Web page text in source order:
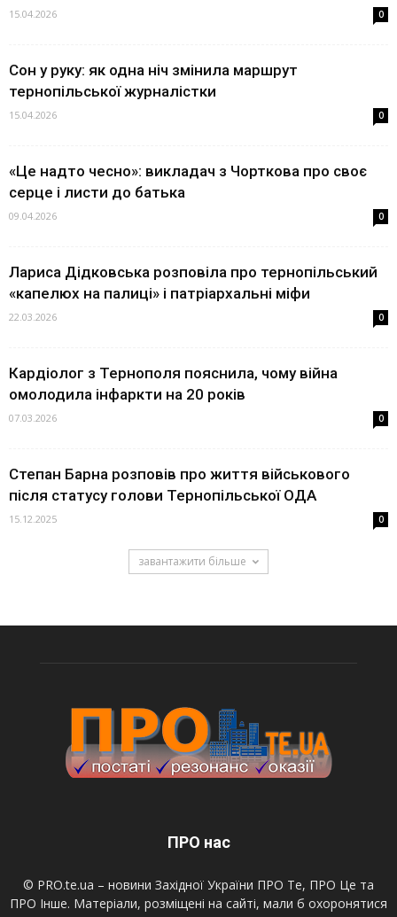
15.04.2026 0
Сон у руку: як одна ніч змінила маршрут
тернопільської журналістки
15.04.2026 0
«Це надто чесно»: викладач з Чорткова про своє
серце і листи до батька
09.04.2026 0
Лариса Дідковська розповіла про тернопільський
«капелюх на палиці» і патріархальні міфи
22.03.2026 0
Кардіолог з Тернополя пояснила, чому війна
омолодила інфаркти на 20 років
07.03.2026 0
Степан Барна розповів про життя військового
після статусу голови Тернопільської ОДА
15.12.2025 0
завантажити більше
ПРО нас
© PRO.te.ua – новини Західної України ПРО Те, ПРО Це та
ПРО Інше. Матеріали, розміщені на сайті, мали б охоронятися